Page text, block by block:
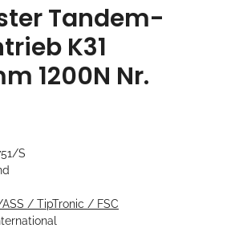
Tandem-
K31
1200N Nr.
S
/ TipTronic / FSC